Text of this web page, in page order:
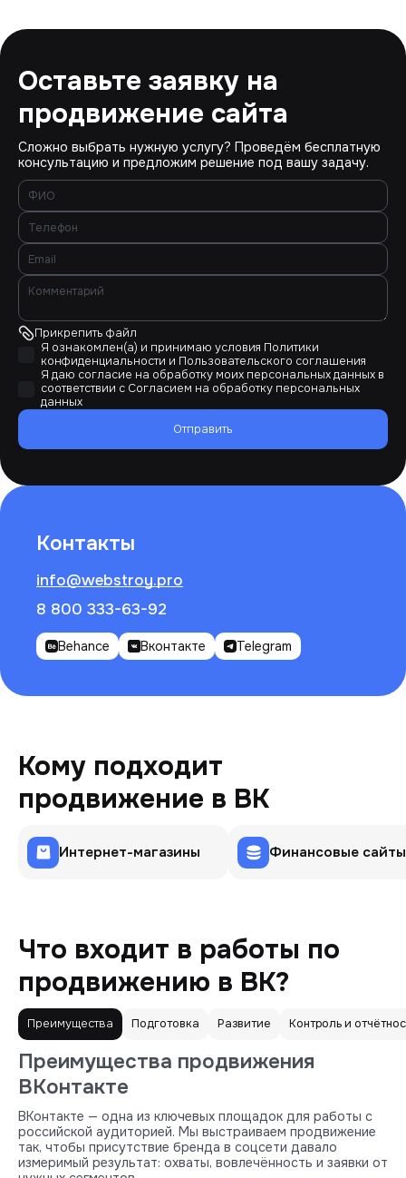
Оставьте заявку на
продвижение сайта
Сложно выбрать нужную услугу? Проведём бесплатную
консультацию и предложим решение под вашу задачу.
Прикрепить файл
Я ознакомлен(а) и принимаю условия Политики
конфиденциальности и Пользовательского соглашения
Я даю согласие на обработку моих персональных данных в
соответствии с Согласием на обработку персональных
данных
Отправить
Контакты
info@webstroy.pro
8 800 333-63-92
Behance Вконтакте Telegram
Кому подходит
продвижение в ВК
Интернет-магазины Финансовые сайты
Что входит в работы по
продвижению в ВК?
Преимущества Подготовка Развитие Контроль и
Преимущества продвижения
ВКонтакте
ВКонтакте — одна из ключевых площадок для работы с
российской аудиторией. Мы выстраиваем продвижение
так, чтобы присутствие бренда в соцсети давало
измеримый результат: охваты, вовлечённость и заявки от